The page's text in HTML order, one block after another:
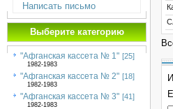
Написать письмо
Выберите категорию
"Афганская кассета № 1" [25]
1982-1983
"Афганская кассета № 2" [18]
1982-1983
"Афганская кассета № 3" [41]
1982-1983